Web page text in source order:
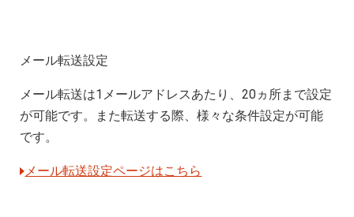
メール転送設定
メール転送は1メールアドレスあたり、20ヵ所まで設定
が可能です。また転送する際、様々な条件設定が可能
です。
メール転送設定ページはこちら